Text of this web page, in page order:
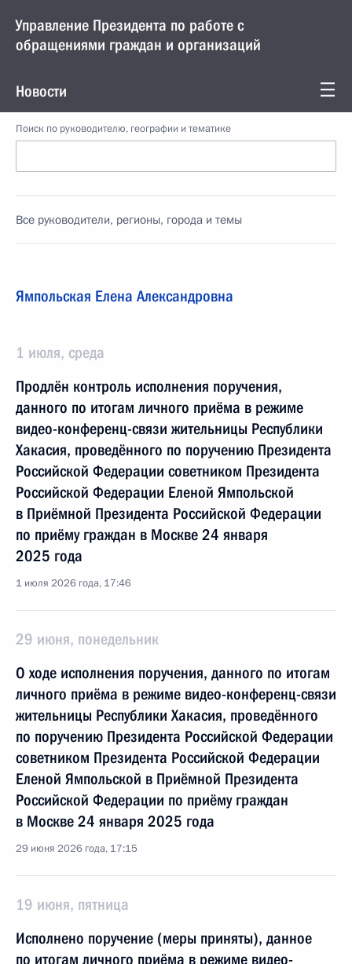
Управление Президента по работе с
обращениями граждан и организаций
Новости
Поиск по руководителю, географии и тематике
Все руководители, регионы, города и темы
Ямпольская Елена Александровна
1 июля, среда
Продлён контроль исполнения поручения,
данного по итогам личного приёма в режиме
видео-конференц-связи жительницы Республики
Хакасия, проведённого по поручению Президента
Российской Федерации советником Президента
Российской Федерации Еленой Ямпольской
в Приёмной Президента Российской Федерации
по приёму граждан в Москве 24 января
2025 года
1 июля 2026 года, 17:46
29 июня, понедельник
О ходе исполнения поручения, данного по итогам
личного приёма в режиме видео-конференц-связи
жительницы Республики Хакасия, проведённого
по поручению Президента Российской Федерации
советником Президента Российской Федерации
Еленой Ямпольской в Приёмной Президента
Российской Федерации по приёму граждан
в Москве 24 января 2025 года
29 июня 2026 года, 17:15
19 июня, пятница
Исполнено поручение (меры приняты), данное
по итогам личного приёма в режиме видео-